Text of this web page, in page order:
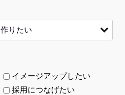
イメージアップしたい
採用につなげたい